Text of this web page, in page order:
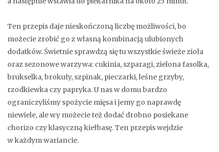
Ten przepis daje nieskończoną liczbę możliwości, bo
możecie zrobić go z własną kombinacją ulubionych
dodatków. Świetnie sprawdzą się tu wszystkie świeże zioła
oraz sezonowe warzywa: cukinia, szparagi, zielona fasolka,
brukselka, brokuły, szpinak, pieczarki, leśne grzyby,
rzodkiewka czy papryka. U nas w domu bardzo
ograniczyliśmy spożycie mięsa i jemy go naprawdę
niewiele, ale wy możecie też dodać drobno posiekane
chorizo czy klasyczną kiełbasę. Ten przepis wejdzie
w każdym wariancie.